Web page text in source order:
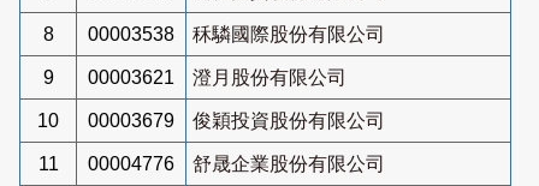
8 00003538 秝驎國際股份有限公司
9 00003621 澄月股份有限公司
10 00003679 俊穎投資股份有限公司
11 00004776 舒晟企業股份有限公司